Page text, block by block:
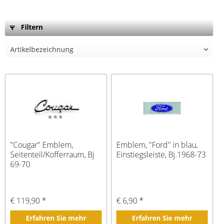
Filtern
"Cougar" Emblem,
Seitenteil/Kofferraum, Bj
69-70
€ 119,90 *
Erfahren Sie mehr
Emblem, "Ford" in blau,
Einstiegsleiste, Bj.1968-73
€ 6,90 *
Erfahren Sie mehr